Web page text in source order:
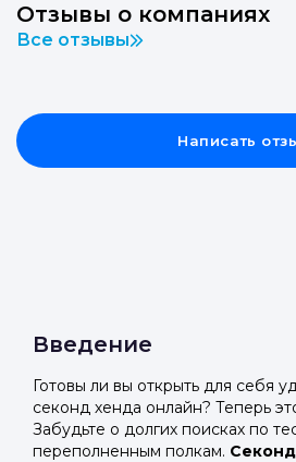
Отзывы о компаниях
Все отзывы
Написать
Введение
Готовы ли вы открыть для себя
секонд хенда онлайн? Теперь
Забудьте о долгих поисках по
переполненным полкам.